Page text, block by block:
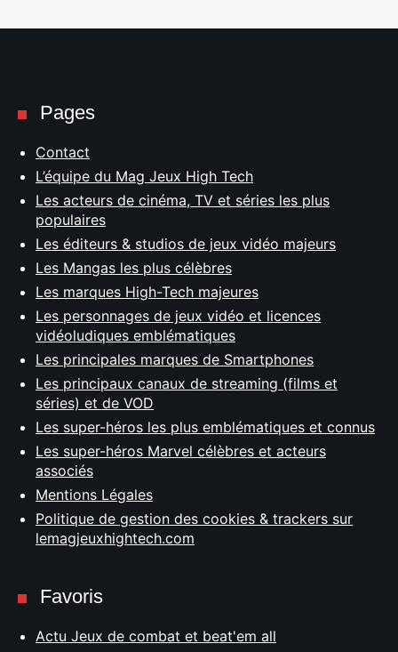
Pages
Contact
L’équipe du Mag Jeux High Tech
Les acteurs de cinéma, TV et séries les plus
populaires
Les éditeurs & studios de jeux vidéo majeurs
Les Mangas les plus célèbres
Les marques High-Tech majeures
Les personnages de jeux vidéo et licences
vidéoludiques emblématiques
Les principales marques de Smartphones
Les principaux canaux de streaming (films et
séries) et de VOD
Les super-héros les plus emblématiques et connus
Les super-héros Marvel célèbres et acteurs
associés
Mentions Légales
Politique de gestion des cookies & trackers sur
lemagjeuxhightech.com
Favoris
Actu Jeux de combat et beat'em all